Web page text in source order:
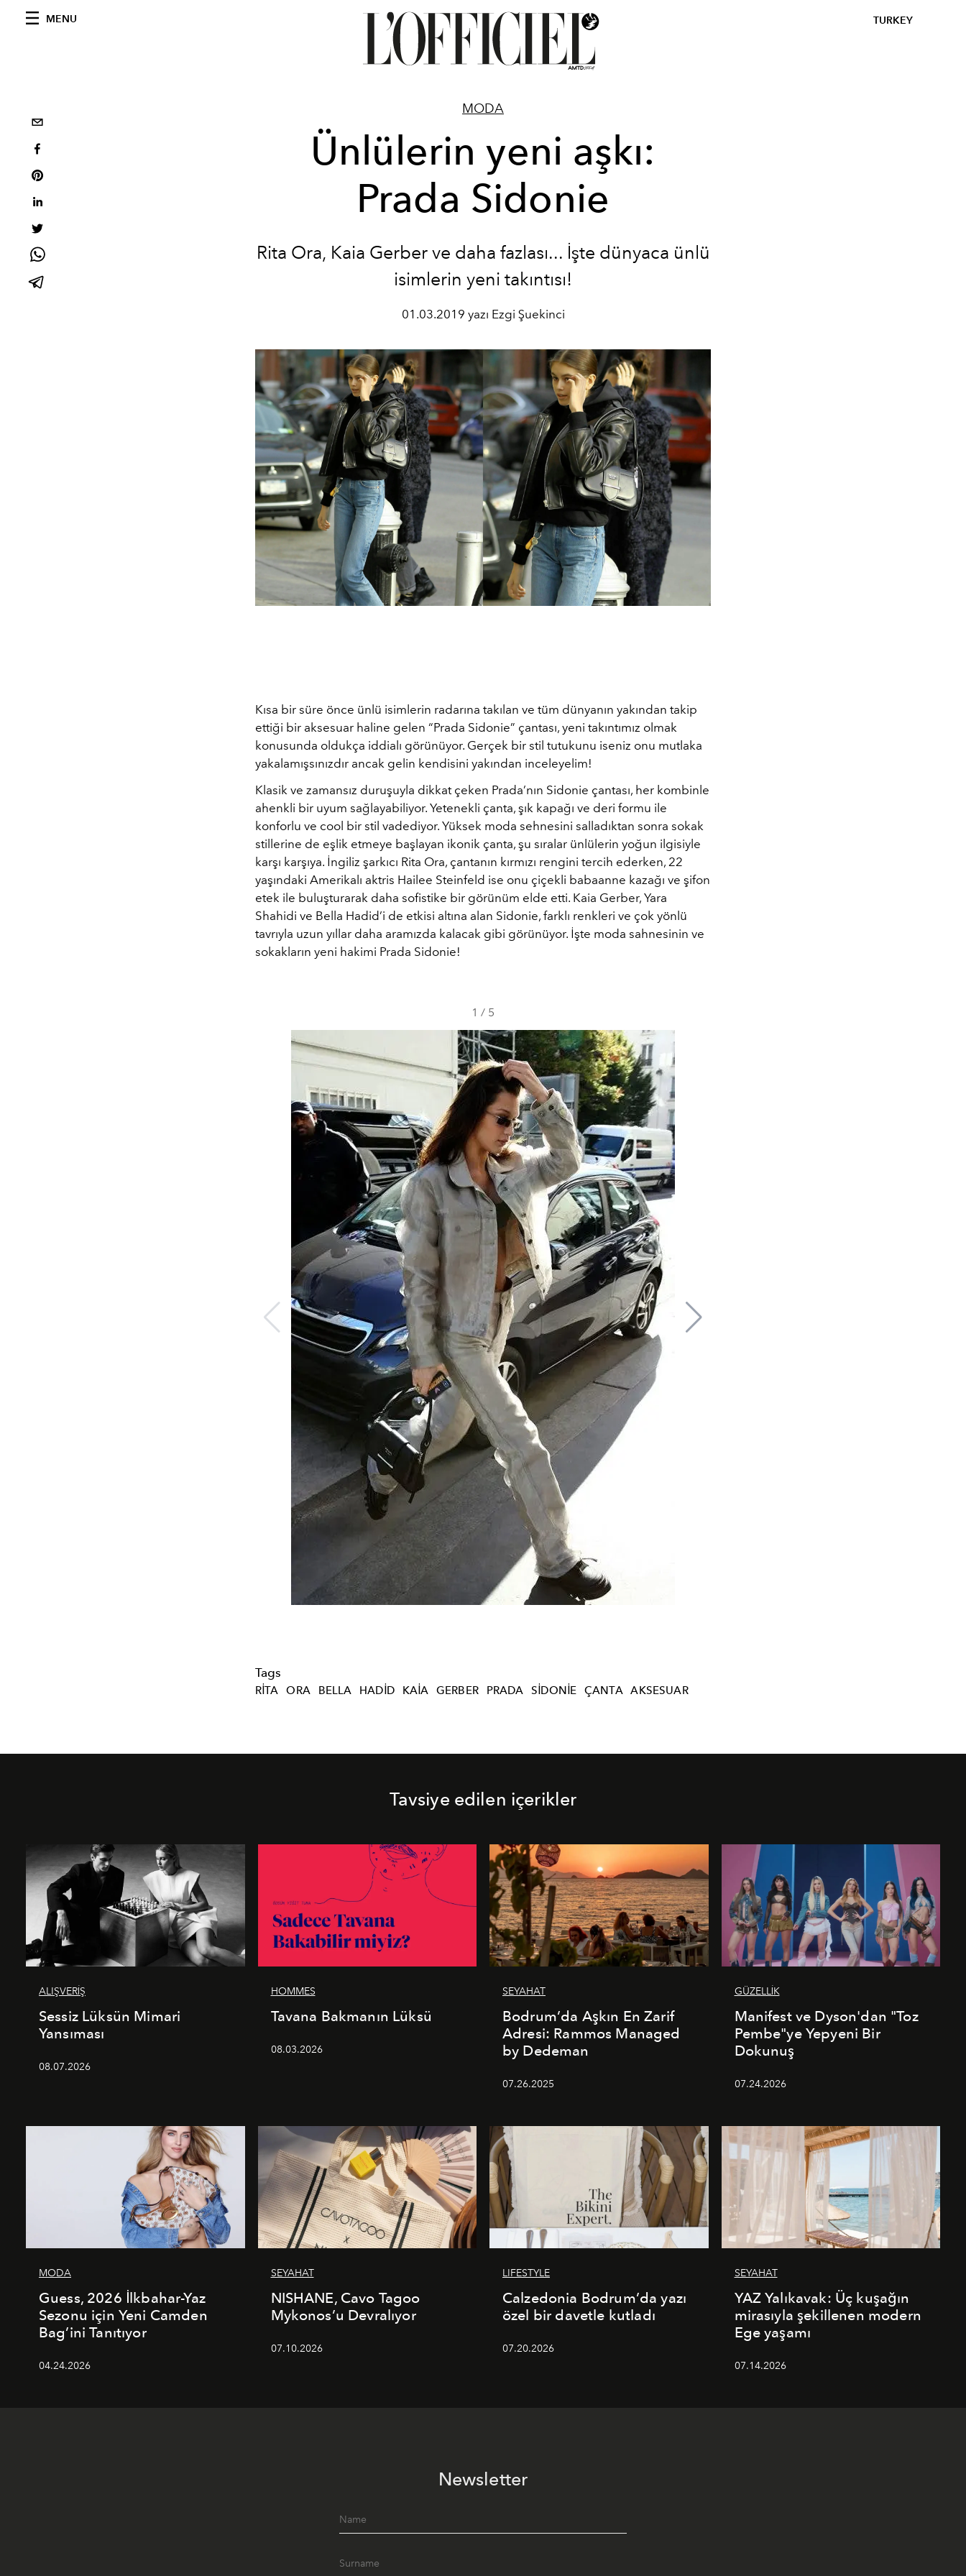
MENU TURKEY
MODA
Ünlülerin yeni aşkı:
Prada Sidonie
Rita Ora, Kaia Gerber ve daha fazlası... İşte dünyaca ünlü
isimlerin yeni takıntısı!
01.03.2019 yazı Ezgi Şuekinci
Kısa bir süre önce ünlü isimlerin radarına takılan ve tüm dünyanın yakından takip
ettiği bir aksesuar haline gelen “Prada Sidonie” çantası, yeni takıntımız olmak
konusunda oldukça iddialı görünüyor. Gerçek bir stil tutukunu iseniz onu mutlaka
yakalamışsınızdır ancak gelin kendisini yakından inceleyelim!
Klasik ve zamansız duruşuyla dikkat çeken Prada’nın Sidonie çantası, her kombinle
ahenkli bir uyum sağlayabiliyor. Yetenekli çanta, şık kapağı ve deri formu ile
konforlu ve cool bir stil vadediyor. Yüksek moda sehnesini salladıktan sonra sokak
stillerine de eşlik etmeye başlayan ikonik çanta, şu sıralar ünlülerin yoğun ilgisiyle
karşı karşıya. İngiliz şarkıcı Rita Ora, çantanın kırmızı rengini tercih ederken, 22
yaşındaki Amerikalı aktris Hailee Steinfeld ise onu çiçekli babaanne kazağı ve şifon
etek ile buluşturarak daha sofistike bir görünüm elde etti. Kaia Gerber, Yara
Shahidi ve Bella Hadid’i de etkisi altına alan Sidonie, farklı renkleri ve çok yönlü
tavrıyla uzun yıllar daha aramızda kalacak gibi görünüyor. İşte moda sahnesinin ve
sokakların yeni hakimi Prada Sidonie!
1 / 5
Tags
RITA ORA BELLA HADID KAIA GERBER PRADA SIDONIE ÇANTA AKSESUAR
Tavsiye edilen içerikler
ALIŞVERİŞ
Sessiz Lüksün Mimari
Yansıması
08.07.2026
HOMMES
Tavana Bakmanın Lüksü
08.03.2026
SEYAHAT
Bodrum’da Aşkın En Zarif
Adresi: Rammos Managed
by Dedeman
07.26.2025
GÜZELLİK
Manifest ve Dyson'dan "Toz
Pembe"ye Yepyeni Bir
Dokunuş
07.24.2026
MODA
Guess, 2026 İlkbahar-Yaz
Sezonu için Yeni Camden
Bag’ini Tanıtıyor
04.24.2026
SEYAHAT
NISHANE, Cavo Tagoo
Mykonos’u Devralıyor
07.10.2026
LIFESTYLE
Calzedonia Bodrum’da yazı
özel bir davetle kutladı
07.20.2026
SEYAHAT
YAZ Yalıkavak: Üç kuşağın
mirasıyla şekillenen modern
Ege yaşamı
07.14.2026
Newsletter